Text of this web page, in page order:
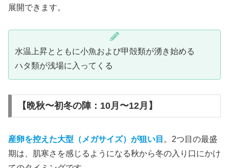
展開できます。
水温上昇とともに小魚および甲殻類が湧き始める
ハタ類が浅場に入ってくる
【晩秋〜初冬の陣：10月〜12月】
産卵を控えた大型（メガサイズ）が狙い目 。2つ目の最盛
期は、肌寒さを感じるようになる秋から冬の入り口にかけ